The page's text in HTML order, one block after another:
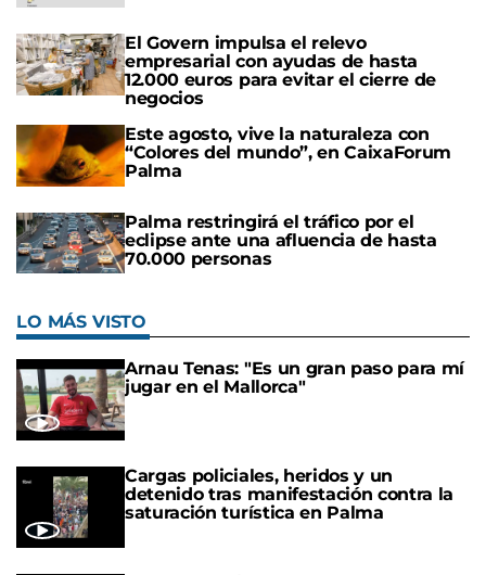
El Govern impulsa el relevo
empresarial con ayudas de hasta
12.000 euros para evitar el cierre de
negocios
Este agosto, vive la naturaleza con
“Colores del mundo”, en CaixaForum
Palma
Palma restringirá el tráfico por el
eclipse ante una afluencia de hasta
70.000 personas
LO MÁS VISTO
Arnau Tenas: "Es un gran paso para mí
jugar en el Mallorca"
Cargas policiales, heridos y un
detenido tras manifestación contra la
saturación turística en Palma